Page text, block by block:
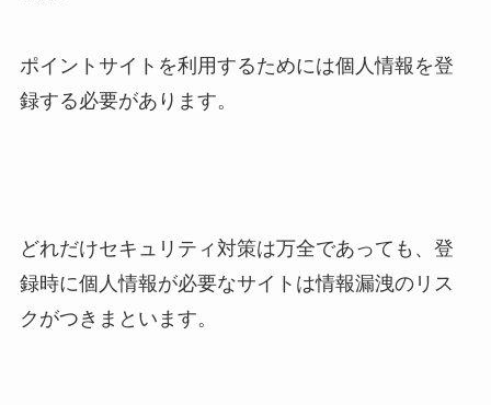
ポイントサイトを利用するためには個人情報を登
録する必要があります。
どれだけセキュリティ対策は万全であっても、登
録時に個人情報が必要なサイトは情報漏洩のリス
クがつきまといます。